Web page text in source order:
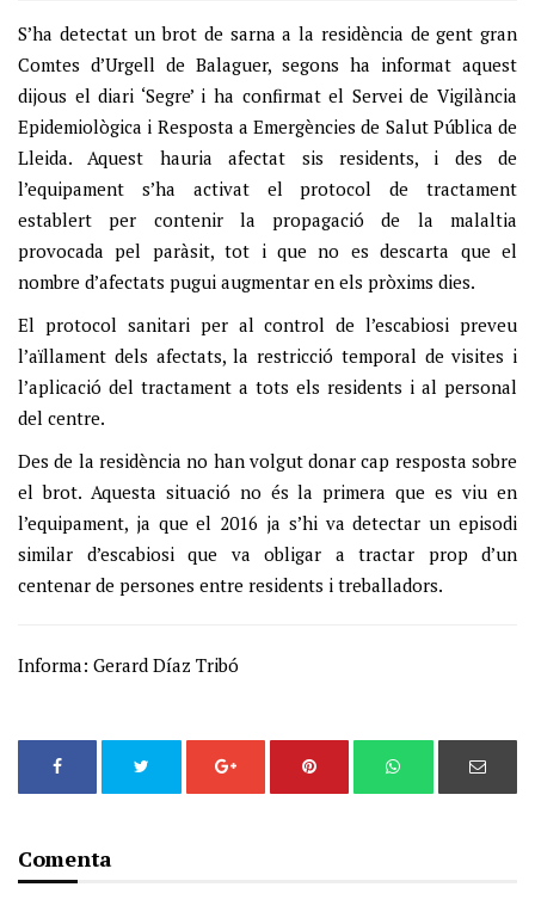
S’ha detectat un brot de sarna a la residència de gent gran
Comtes d’Urgell de Balaguer, segons ha informat aquest
dijous el diari ‘Segre’ i ha confirmat el Servei de Vigilància
Epidemiològica i Resposta a Emergències de Salut Pública de
Lleida. Aquest hauria afectat sis residents, i des de
l’equipament s’ha activat el protocol de tractament
establert per contenir la propagació de la malaltia
provocada pel paràsit, tot i que no es descarta que el
nombre d’afectats pugui augmentar en els pròxims dies.
El protocol sanitari per al control de l’escabiosi preveu
l’aïllament dels afectats, la restricció temporal de visites i
l’aplicació del tractament a tots els residents i al personal
del centre.
Des de la residència no han volgut donar cap resposta sobre
el brot. Aquesta situació no és la primera que es viu en
l’equipament, ja que el 2016 ja s’hi va detectar un episodi
similar d’escabiosi que va obligar a tractar prop d’un
centenar de persones entre residents i treballadors.
Informa: Gerard Díaz Tribó
Comenta